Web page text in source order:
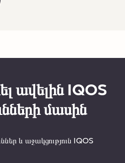
ավելին IQOS
մասին
և աջակցություն IQOS